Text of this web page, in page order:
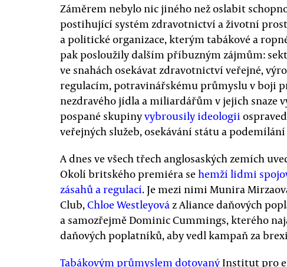
Záměrem nebylo nic jiného než oslabit
postihující systém zdravotnictví a životní
a politické organizace, kterým tabákové a
pak posloužily dalším příbuzným zájmům:
ve snahách osekávat zdravotnictví veřejné,
regulacím, potravinářskému průmyslu v boji
nezdravého jídla a miliardářům v jejich snaze
pospané skupinyvybrousily ideologii
veřejných služeb, osekávání státu a
A dnes ve všech třech anglosaských zemích
Okolí britského premiéra sehemží lidmi
zásahů a regulací. Je mezi nimi Munira
Club, Chloe Westleyová z Aliance daňových
a samozřejmě Dominic Cummings, kterého
daňových poplatníků, aby vedl kampaň za
Tabákovým průmyslem dotovanýInstitut pro